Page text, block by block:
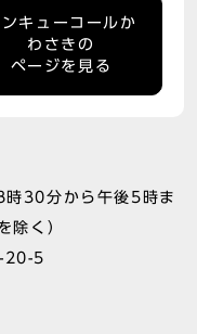
ンキューコールか
わさきの
ページを見る
時30分から午後5時ま
除く）
20-5